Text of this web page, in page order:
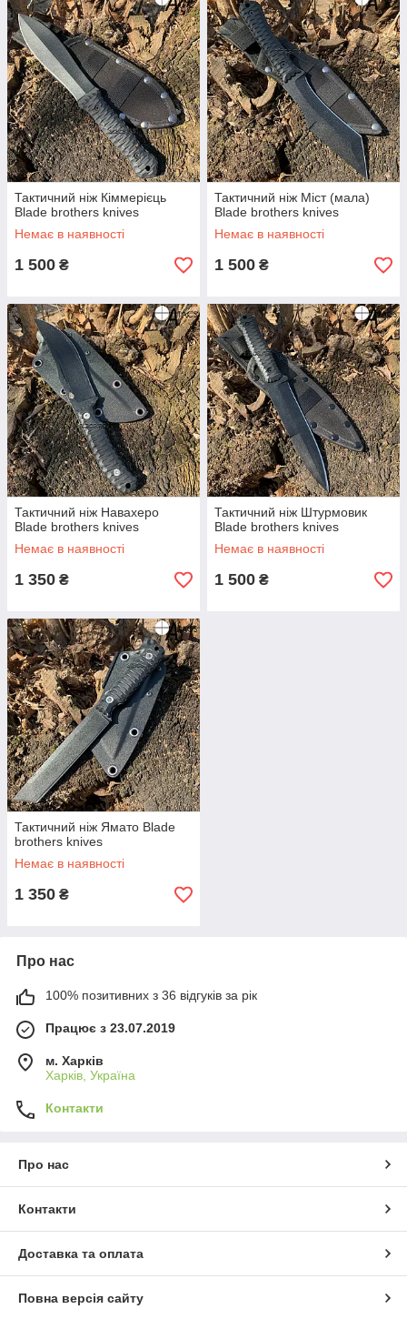
Тактичний ніж Кіммерієць
Blade brothers knives
Немає в наявності
1 500 ₴
Тактичний ніж Міст (мала)
Blade brothers knives
Немає в наявності
1 500 ₴
Тактичний ніж Навахеро
Blade brothers knives
Немає в наявності
1 350 ₴
Тактичний ніж Штурмовик
Blade brothers knives
Немає в наявності
1 500 ₴
Тактичний ніж Ямато Blade
brothers knives
Немає в наявності
1 350 ₴
Про нас
100% позитивних з 36 відгуків за рік
Працює з 23.07.2019
м. Харків
Харків, Україна
Контакти
Про нас
Контакти
Доставка та оплата
Повна версія сайту